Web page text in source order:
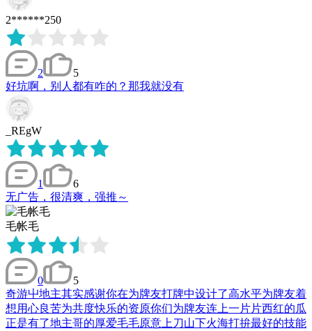
2******250
2
5
好坑啊，别人都有咋的？那我就没有
_REgW
1
6
无广告，很清爽，强推～
毛帐毛
0
5
奇游屮地主其实感谢你在为牌友打牌中设计了高水平为牌友着
想用心良苦为共度快乐的资原你们为牌友连上一片片西红的瓜
正是有了地主哥的厚爱毛毛原意上刀山下火海打拚最好的技能